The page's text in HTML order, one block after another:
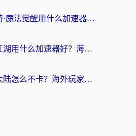
美国玩哈利波特·魔法觉醒用什么加速器？告别延迟的终极指南（含免费QQ炫舞方案+印尼妄想山海秘籍）
在欧洲打幻想江湖用什么加速器好？海外玩家国服游戏畅玩指南
加拿大玩第九大陆怎么不卡？海外玩家国服游戏加速全攻略（附足球世界萤火突击实测）